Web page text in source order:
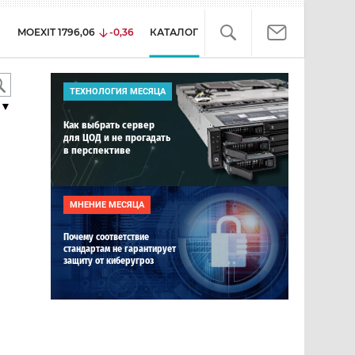
MOEXIT 1796,06 -0,36 КАТАЛОГ
ТЕХНОЛОГИЯ МЕСЯЦА
Как выбрать сервер
для ЦОД и не прогадать
в перспективе
МНЕНИЕ МЕСЯЦА
Почему соответствие
стандартам не гарантирует
защиту от киберугроз